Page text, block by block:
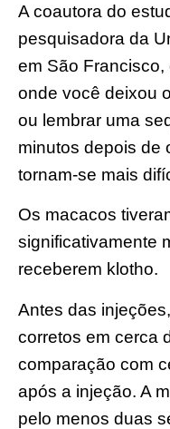
A coautora do
pesquisadora da
em São
onde você deixou
ou lembrar uma
minutos depois de
tornam-se mais
Os macacos
significativamente
receberem klotho.
Antes das
corretos em cerca
comparação com
após a injeção. A
pelo menos duas